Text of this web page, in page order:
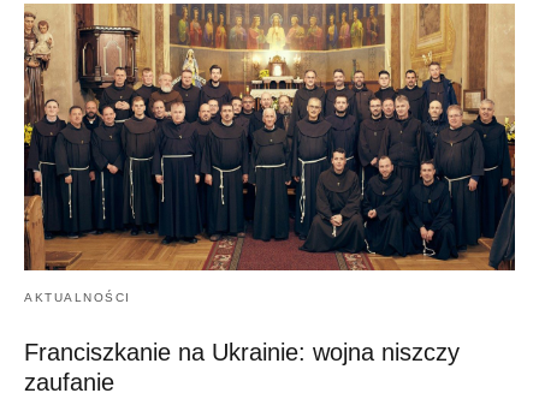
AKTUALNOŚCI
Franciszkanie na Ukrainie: wojna niszczy
zaufanie